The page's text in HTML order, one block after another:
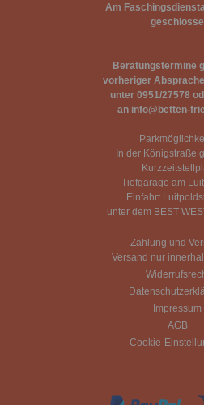
Am
Beratungstermine
vorheriger
unter 0951/27578
an info@betten-
In der Königstraße
Tiefgarage am
Einfahrt
unter dem BEST
Zahlung und
Versand nur
Impressum
AGB
Cookie-